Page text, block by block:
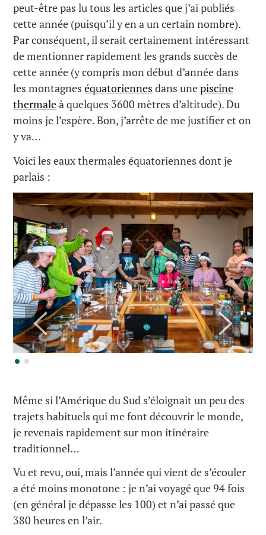
peut-être pas lu tous les articles que j’ai publiés
cette année (puisqu’il y en a un certain nombre).
Par conséquent, il serait certainement intéressant
de mentionner rapidement les grands succès de
cette année (y compris mon début d’année dans
les montagneséquatoriennes dans unepiscine
thermaleà quelques 3600 mètres d’altitude). Du
moins je l’espère. Bon, j’arrête de me justifier et on
y va…
Voici les eaux thermales équatoriennes dont je
parlais :
Même si l’Amérique du Sud s’éloignait un peu des
trajets habituels qui me font découvrir le monde,
je revenais rapidement sur mon itinéraire
traditionnel…
Vu et revu, oui, mais l’année qui vient de s’écouler
a été moins monotone : je n’ai voyagé que 94 fois
(en général je dépasse les 100) et n’ai passé que
380 heures en l’air.